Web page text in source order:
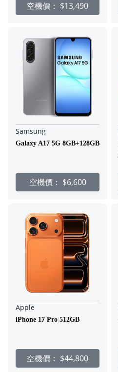
空機價： $13,490
Samsung
Galaxy A17 5G 8GB+128GB
空機價： $6,600
Apple
iPhone 17 Pro 512GB
空機價： $44,800